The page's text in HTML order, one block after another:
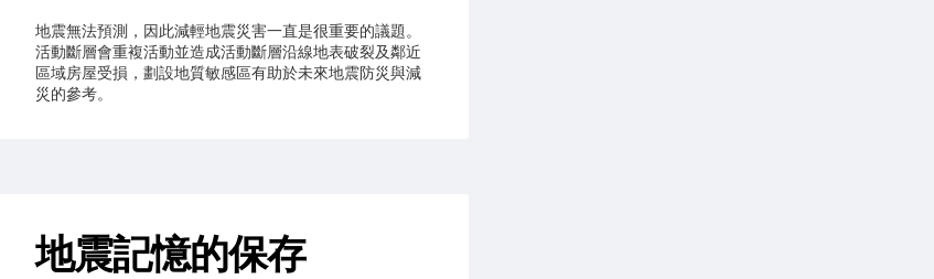
地震無法預測，因此減輕地震災害一直是很重要的議題。
活動斷層會重複活動並造成活動斷層沿線地表破裂及鄰近
區域房屋受損，劃設地質敏感區有助於未來地震防災與減
災的參考。
地震記憶的保存